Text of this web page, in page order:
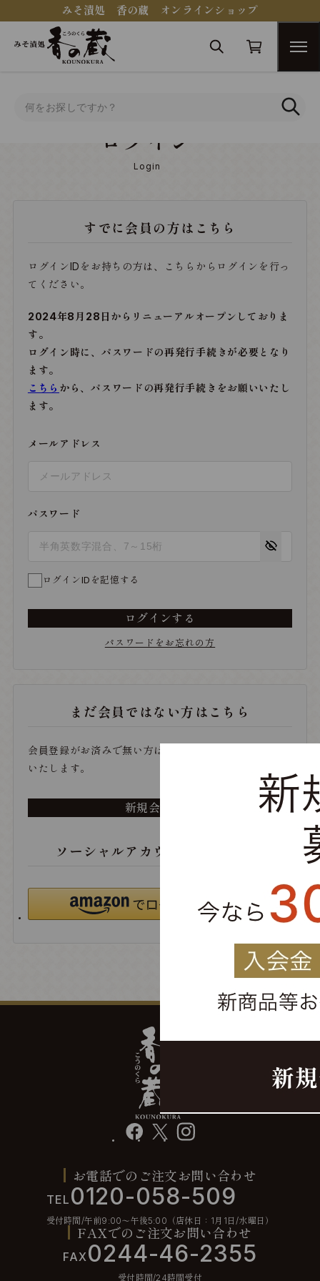
みそ漬処 香の蔵 オンラインショップ
ログイン
Login
すでに会員の方はこちら
ログインIDをお持ちの方は、こちらからログインを行っ
てください。
2024年8月28日からリニューアルオープンしておりま
す。
ログイン時に、パスワードの再発行手続きが必要となり
ます。
こちら から、パスワードの再発行手続きをお願いいたし
ます。
メールアドレス
パスワード
ログインIDを記憶する
ログインする
パスワードをお忘れの方
まだ会員ではない方はこちら
会員登録がお済みで無い方は、こちらから登録をお願い
いたします。
新規会員登録
ソーシャルアカウントでログイン
facebook instagram
お電話でのご注文お問い合わせ
TEL 0120-058-509
受付時間/午前9:00〜午後5:00（店休日：1月1日/水曜日）
FAXでのご注文お問い合わせ
FAX0244-46-2355
受付時間/24時間受付